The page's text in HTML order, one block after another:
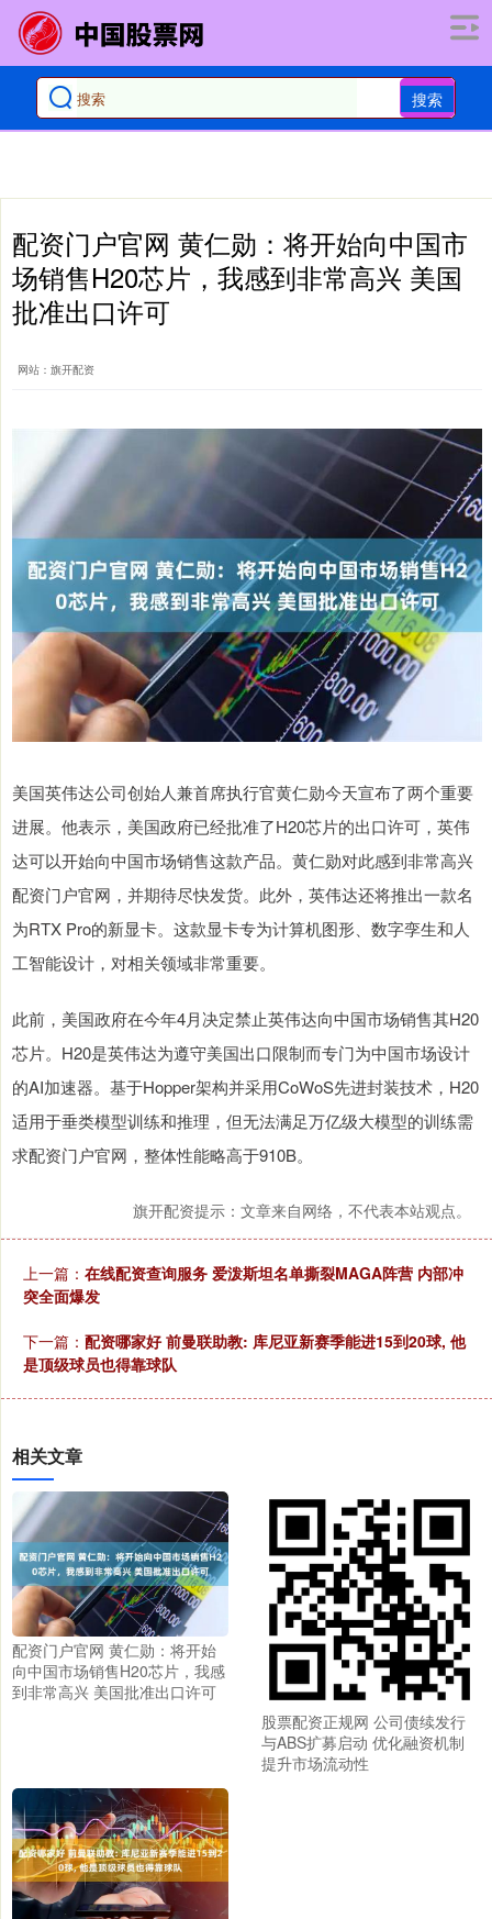
搜索
配资门户官网 黄仁勋：将开始向中国市
场销售H20芯片，我感到非常高兴 美国
批准出口许可
网站：旗开配资
美国英伟达公司创始人兼首席执行官黄仁勋今天宣布了两个重要
进展。他表示，美国政府已经批准了H20芯片的出口许可，英伟
达可以开始向中国市场销售这款产品。黄仁勋对此感到非常高兴
配资门户官网，并期待尽快发货。此外，英伟达还将推出一款名
为RTX Pro的新显卡。这款显卡专为计算机图形、数字孪生和人
工智能设计，对相关领域非常重要。
此前，美国政府在今年4月决定禁止英伟达向中国市场销售其H20
芯片。H20是英伟达为遵守美国出口限制而专门为中国市场设计
的AI加速器。基于Hopper架构并采用CoWoS先进封装技术，H20
适用于垂类模型训练和推理，但无法满足万亿级大模型的训练需
求配资门户官网，整体性能略高于910B。
旗开配资提示：文章来自网络，不代表本站观点。
上一篇： 在线配资查询服务 爱泼斯坦名单撕裂MAGA阵营 内部冲
突全面爆发
下一篇： 配资哪家好 前曼联助教: 库尼亚新赛季能进15到20球, 他
是顶级球员也得靠球队
相关文章
配资门户官网 黄仁勋：将开始
向中国市场销售H20芯片，我感
到非常高兴 美国批准出口许可
股票配资正规网 公司债续发行
与ABS扩募启动 优化融资机制
提升市场流动性